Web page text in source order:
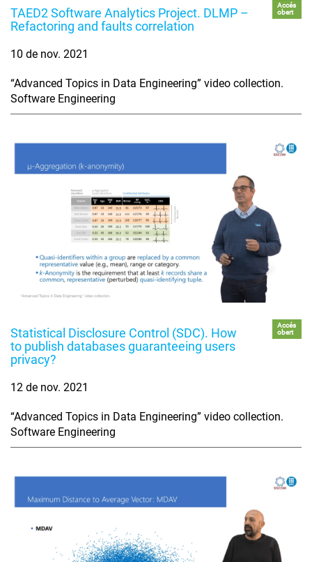
TAED2 Software Analytics Project. DLMP –
Refactoring and faults correlation
Accés
obert
10 de nov. 2021
“Advanced Topics in Data Engineering” video collection.
Software Engineering
Statistical Disclosure Control (SDC). How
to publish databases guaranteeing users
privacy?
Accés
obert
12 de nov. 2021
“Advanced Topics in Data Engineering” video collection.
Software Engineering